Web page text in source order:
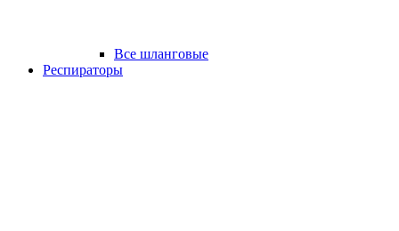
Все шланговые
Респираторы